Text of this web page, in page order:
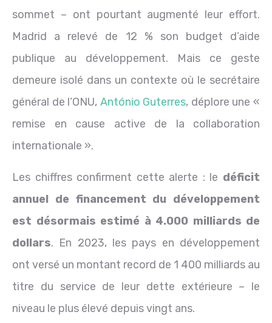
sommet – ont pourtant augmenté leur effort.
Madrid a relevé de 12 % son budget d’aide
publique au développement. Mais ce geste
demeure isolé dans un contexte où le secrétaire
général de l’ONU, António Guterres, déplore une «
remise en cause active de la collaboration
internationale ».
Les chiffres confirment cette alerte : le déficit
annuel de financement du développement
est désormais estimé à 4.000 milliards de
dollars. En 2023, les pays en développement
ont versé un montant record de 1 400 milliards au
titre du service de leur dette extérieure – le
niveau le plus élevé depuis vingt ans.